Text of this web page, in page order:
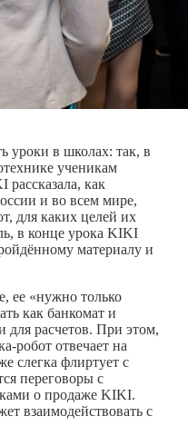
уроки в школах: так, в
ученикам
рассказала, как
и во всем мире,
для каких целей их
в конце урока KIKI
материалу и
ее «нужно только
как банкомат и
для расчетов. При этом,
робот отвечает на
слегка флиртует с
переговоры с
о продаже KIKI.
взаимодействовать с